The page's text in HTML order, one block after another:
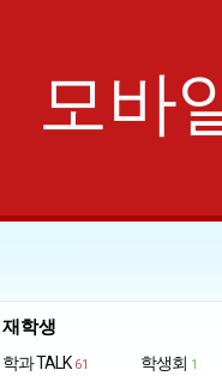
모바
재학생
학과 TALK 61 학생회 1